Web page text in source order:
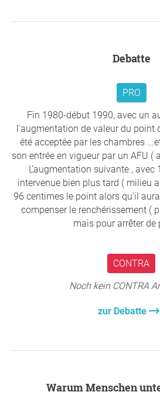
conséquences directes pour
Soins de base menacésSi
traitement des problèmes
après un infarctus ou un
dépendent de soins
particulièrement touchées.
Des coûts plus élevés
ambulatoires ne sont plus
dure plus longtemps et les
autonomes moins
absences au travail plus
soins accrus, ce qui se
élevés pour tous.
moins attrayante pour les
qui aggrave la pénurie de
existante et a des
physiothérapie soit encore là pour
Debatte
PRO
Fin 1980-début 1990, avec un
l'augmentation de valeur du point
été acceptée par les chambres
son entrée en vigueur par un AFU (
L'augmentation suivante , avec
intervenue bien plus tard ( milieu
96 centimes le point alors qu'il
compenser le renchérissement (
mais pour arrêter de
CONTRA
Noch kein CONTRA
zur Debatte
Warum Menschen